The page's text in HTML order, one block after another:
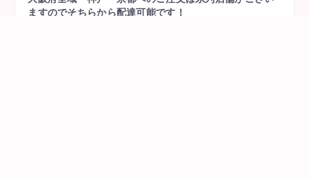
ますのでそちらから配達可能です！